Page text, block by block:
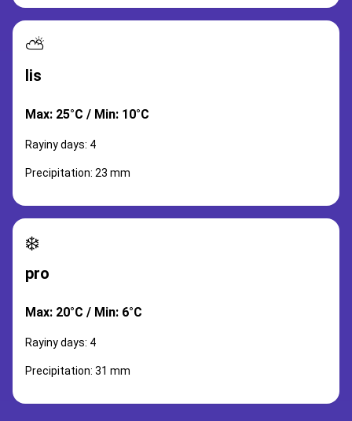
⛅
lis
Max: 25°C / Min: 10°C
Rayiny days: 4
Precipitation: 23 mm
❄️
pro
Max: 20°C / Min: 6°C
Rayiny days: 4
Precipitation: 31 mm